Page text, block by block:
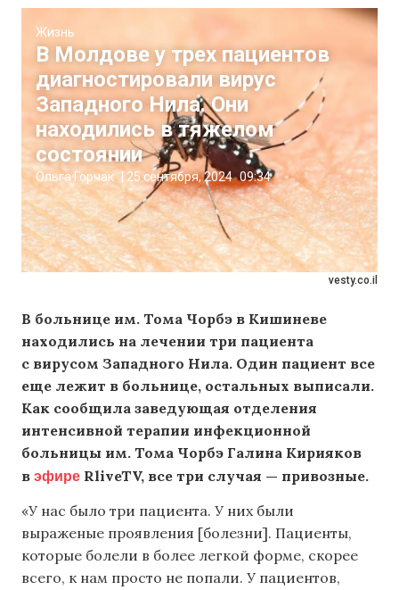
vesty.co.il
Жизнь
В Молдове у трех пациентов
диагностировали вирус
Западного Нила. Они
находились в тяжелом
состоянии
Ольга Горчак 25 сентября, 2024 09:34
В больнице им. Тома Чорбэ в Кишиневе
находились на лечении три пациента
с вирусом Западного Нила. Один пациент все
еще лежит в больнице, остальных выписали.
Как сообщила заведующая отделения
интенсивной терапии инфекционной
больницы им. Тома Чорбэ Галина Кирияков
в эфире RliveTV, все три случая — привозные.
«У нас было три пациента. У них были
выраженые проявления [болезни]. Пациенты,
которые болели в более легкой форме, скорее
всего, к нам просто не попали. У пациентов,